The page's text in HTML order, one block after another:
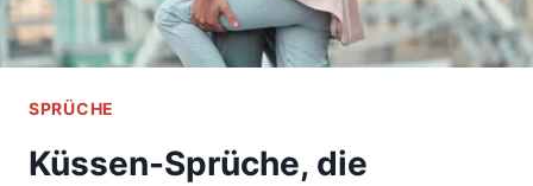
SPRÜCHE
Küssen-Sprüche, die